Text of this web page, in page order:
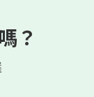
？